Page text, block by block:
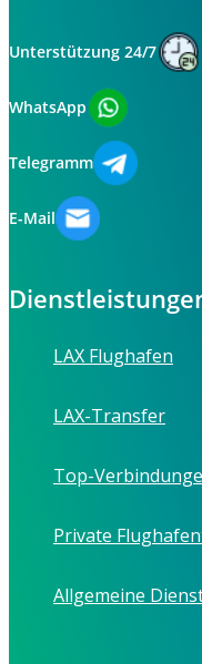
Unterstützung 24/7
WhatsApp
Telegramm
E-Mail
LAX Flughafen
LAX-Transfer
Top-
Private
Allgemeine